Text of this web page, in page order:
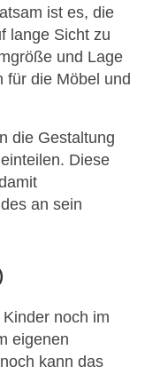
ist es, die
lange Sicht zu
und Lage
für die Möbel und
die Gestaltung
Diese
an sein
noch im
eigenen
kann das